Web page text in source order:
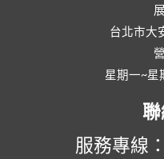
台北市大
星期一~星
服務專線